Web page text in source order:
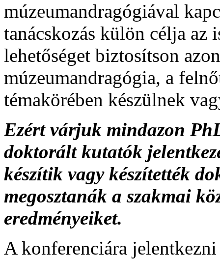
múzeumandragógiával
tanácskozás külön célja az
lehetőséget biztosítson
múzeumandragógia, a
témakörében készülnek
Ezért várjuk mindazon
doktorált kutatók
készítik vagy készítették
megosztanák a szakmai
eredményeiket.
A konferenciára